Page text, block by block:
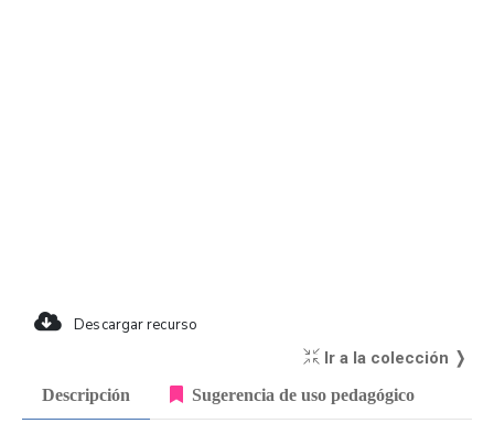
Descargar recurso
Ir a la colección ❭
Descripción Sugerencia de uso pedagógico